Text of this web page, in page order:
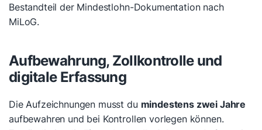
Bestandteil der Mindestlohn-Dokumentation nach
MiLoG.
Aufbewahrung, Zollkontrolle und
digitale Erfassung
Die Aufzeichnungen musst du mindestens zwei Jahre
aufbewahren und bei Kontrollen vorlegen können.